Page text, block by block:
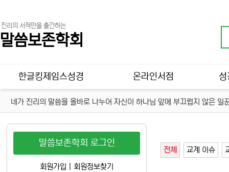
진리의 서적만을 출간하는
말씀보존학회
메인 메뉴
한글킹제임스성경 온라인서점 성
네가 진리의 말씀을 올바로 나누어 자신이 하나님 앞에 부끄럽지 않은
전체 교계 이슈
말씀보존학회 로그인
회원가입 회원정보찾기